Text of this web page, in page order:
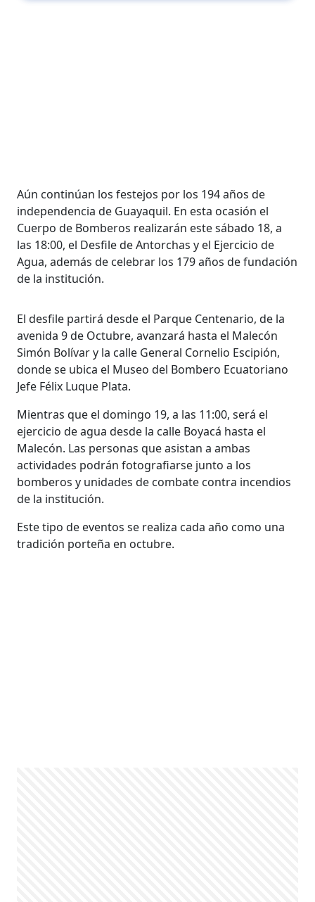
Aún continúan los festejos por los 194 años de
independencia de Guayaquil. En esta ocasión el
Cuerpo de Bomberos realizarán este sábado 18, a
las 18:00, el Desfile de Antorchas y el Ejercicio de
Agua, además de celebrar los 179 años de fundación
de la institución.
El desfile partirá desde el Parque Centenario, de la
avenida 9 de Octubre, avanzará hasta el Malecón
Simón Bolívar y la calle General Cornelio Escipión,
donde se ubica el Museo del Bombero Ecuatoriano
Jefe Félix Luque Plata.
Mientras que el domingo 19, a las 11:00, será el
ejercicio de agua desde la calle Boyacá hasta el
Malecón. Las personas que asistan a ambas
actividades podrán fotografiarse junto a los
bomberos y unidades de combate contra incendios
de la institución.
Este tipo de eventos se realiza cada año como una
tradición porteña en octubre.